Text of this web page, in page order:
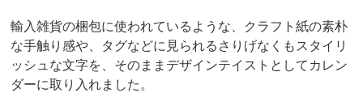
輸入雑貨の梱包に使われているような、クラフト紙の素朴
な手触り感や、タグなどに見られるさりげなくもスタイリ
ッシュな文字を、そのままデザインテイストとしてカレン
ダーに取り入れました。